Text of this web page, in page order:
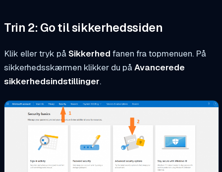
Trin 2: Go til sikkerhedssiden
Klik eller tryk påSikkerhed fanen fra topmenuen. På
sikkerhedsskærmen klikker du påAvancerede
sikkerhedsindstillinger.